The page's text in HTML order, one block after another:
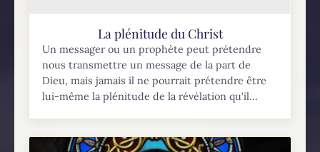
La plénitude du Christ
Un messager ou un prophète peut prétendre
nous transmettre un message de la part de
Dieu, mais jamais il ne pourrait prétendre être
lui-même la plénitude de la révélation qu’il...